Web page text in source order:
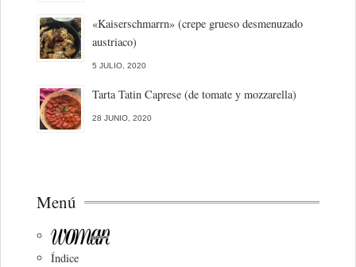
«Kaiserschmarrn» (crepe grueso desmenuzado
austriaco)
5 JULIO, 2020
Tarta Tatin Caprese (de tomate y mozzarella)
28 JUNIO, 2020
Menú
Índice